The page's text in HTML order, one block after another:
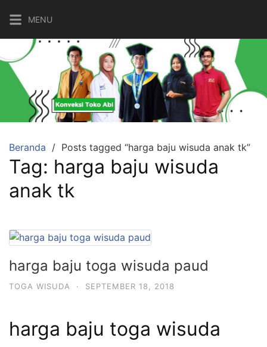
ke
konten
MENU
Beranda Posts tagged “harga baju wisuda anak tk”
Tag: harga baju wisuda
anak tk
harga baju toga wisuda paud
TOGA WISUDA · SEPTEMBER 18, 2018
harga baju toga wisuda